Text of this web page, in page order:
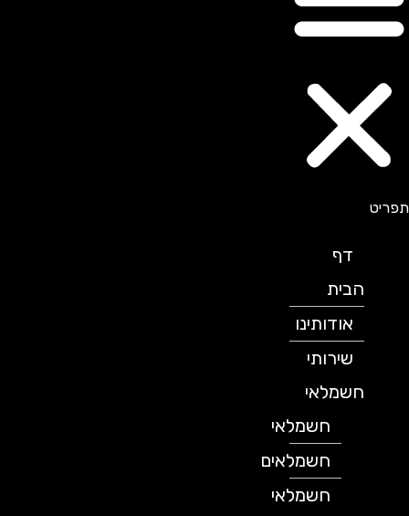
הבית
אודותינו
שירותי
חשמלאי
חשמלאי
חשמלאים
חשמלאי